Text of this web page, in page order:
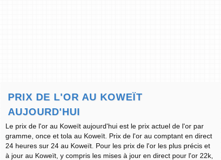
PRIX DE L'OR AU KOWEÏT
AUJOURD'HUI
Le prix de l'or au Koweït aujourd'hui est le prix actuel de l'or par
gramme, once et tola au Koweït. Prix de l'or au comptant en direct
24 heures sur 24 au Koweït. Pour les prix de l'or les plus précis et
à jour au Koweït, y compris les mises à jour en direct pour l'or 22k,